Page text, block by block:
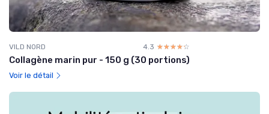
VILD NORD 4.3 ☆☆☆☆☆
★★★★★
Collagène marin pur - 150 g (30 portions)
Voir le détail